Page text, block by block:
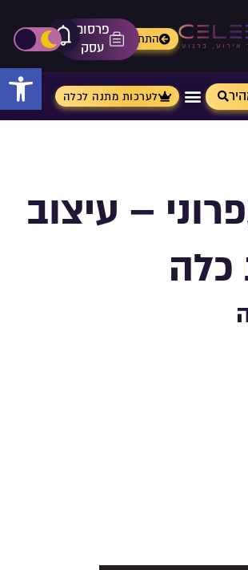
התחברות
פרסום
עסק
אייקון
לערכות מתנה לכלה
– עיצוב
כלה